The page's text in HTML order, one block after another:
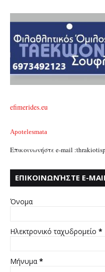
efimerides.eu
Apotelesmata
Επικοινωνήστε e-mail
ΕΠΙΚΟΙΝΩΝΉΣΤΕ E-
Όνομα
Ηλεκτρονικό ταχυδρομείο *
Μήνυμα *